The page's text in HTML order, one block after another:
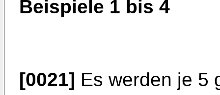
Beispiele 1 bis 4
[0021] Es werden je 5